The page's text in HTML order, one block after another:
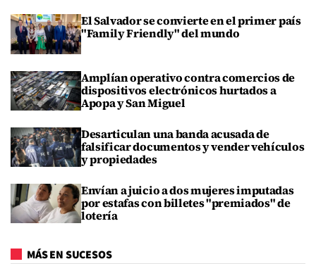
El Salvador se convierte en el primer país
"Family Friendly" del mundo
Amplían operativo contra comercios de
dispositivos electrónicos hurtados a
Apopa y San Miguel
Desarticulan una banda acusada de
falsificar documentos y vender vehículos
y propiedades
Envían a juicio a dos mujeres imputadas
por estafas con billetes "premiados" de
lotería
MÁS EN SUCESOS